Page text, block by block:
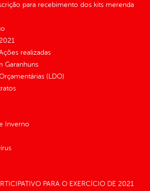
para recebimento dos kits merenda
realizadas
Garanhuns
(LDO)
Inverno
PARA O EXERCÍCIO DE 2021